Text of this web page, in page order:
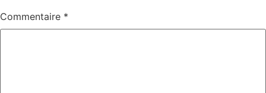
Commentaire *